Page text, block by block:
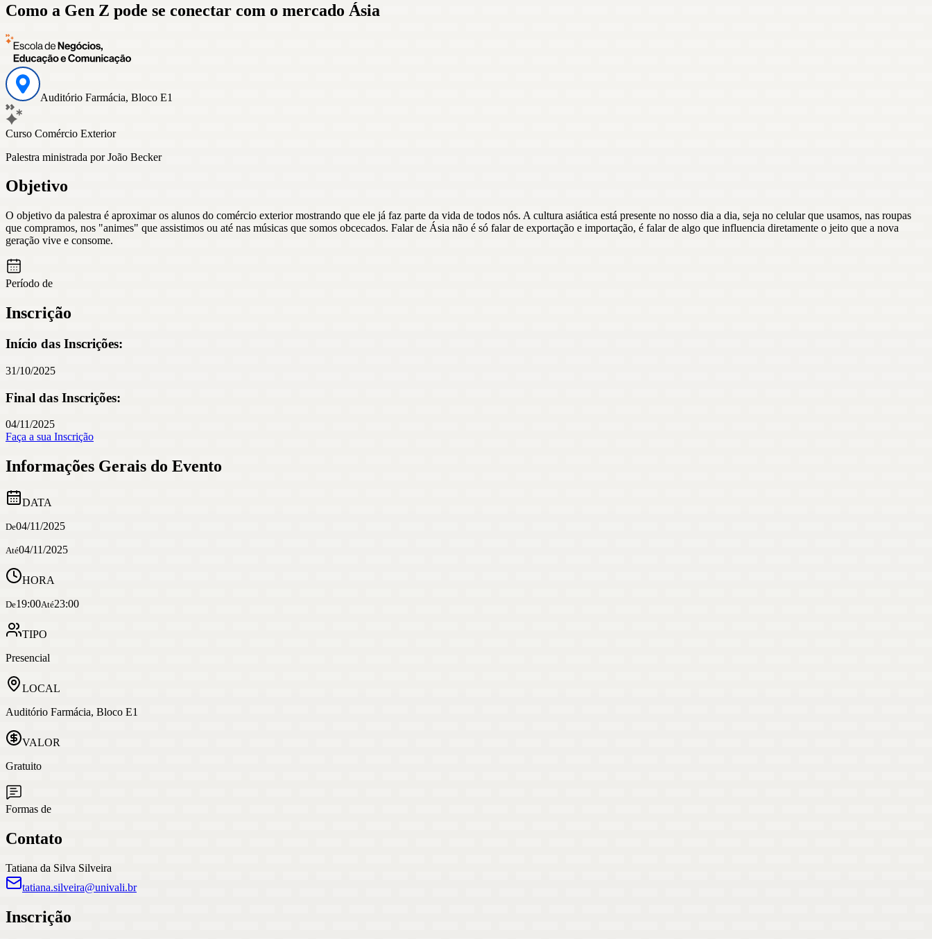
Como a Gen Z pode se conectar com o mercado Ásia
Auditório Farmácia, Bloco E1
Curso Comércio Exterior
Palestra ministrada por João Becker
Objetivo
O objetivo da palestra é aproximar os alunos do comércio exterior mostrando que ele já faz parte da vida de todos nós. A cultura asiática está presente no nosso dia a dia, seja no celular que usamos, nas roupas
que compramos, nos "animes" que assistimos ou até nas músicas que somos obcecados. Falar de Ásia não é só falar de exportação e importação, é falar de algo que influencia diretamente o jeito que a nova
geração vive e consome.
Período de
Inscrição
Início das Inscrições:
31/10/2025
Final das Inscrições:
04/11/2025
Faça a sua Inscrição
Informações Gerais do Evento
DATA
De04/11/2025
Até04/11/2025
HORA
De19:00Até23:00
TIPO
Presencial
LOCAL
Auditório Farmácia, Bloco E1
VALOR
Gratuito
Formas de
Contato
Tatiana da Silva Silveira
tatiana.silveira@univali.br
Inscrição